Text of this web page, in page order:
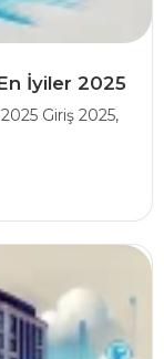
İyiler 2025
Giriş 2025,